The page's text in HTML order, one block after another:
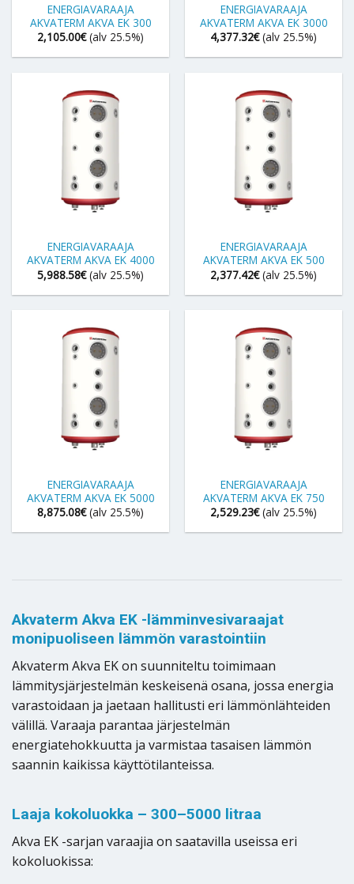
ENERGIAVARAAJA
AKVATERM AKVA EK 300
2,105.00€ (alv 25.5%)
ENERGIAVARAAJA
AKVATERM AKVA EK 3000
4,377.32€ (alv 25.5%)
ENERGIAVARAAJA
AKVATERM AKVA EK 4000
5,988.58€ (alv 25.5%)
ENERGIAVARAAJA
AKVATERM AKVA EK 500
2,377.42€ (alv 25.5%)
ENERGIAVARAAJA
AKVATERM AKVA EK 5000
8,875.08€ (alv 25.5%)
ENERGIAVARAAJA
AKVATERM AKVA EK 750
2,529.23€ (alv 25.5%)
Akvaterm Akva EK -lämminvesivaraajat
monipuoliseen lämmön varastointiin
Akvaterm Akva EK on suunniteltu toimimaan
lämmitysjärjestelmän keskeisenä osana, jossa energia
varastoidaan ja jaetaan hallitusti eri lämmönlähteiden
välillä. Varaaja parantaa järjestelmän
energiatehokkuutta ja varmistaa tasaisen lämmön
saannin kaikissa käyttötilanteissa.
Laaja kokoluokka – 300–5000 litraa
Akva EK -sarjan varaajia on saatavilla useissa eri
kokoluokissa: